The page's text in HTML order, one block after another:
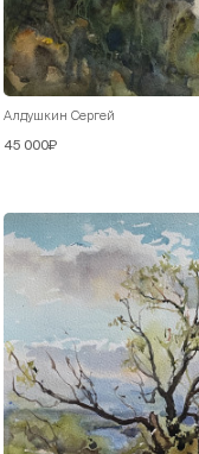
Алдушкин Сергей
45 000₽